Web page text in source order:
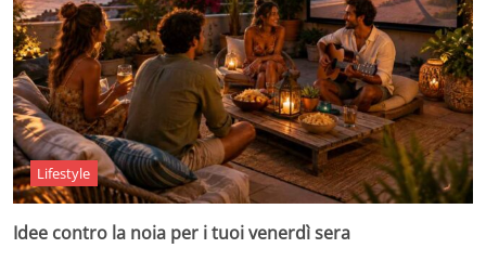
Lifestyle
Idee contro la noia per i tuoi venerdì sera